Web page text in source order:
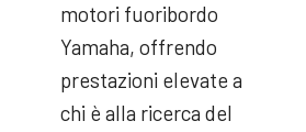
motori fuoribordo
Yamaha, offrendo
prestazioni elevate a
chi è alla ricerca del